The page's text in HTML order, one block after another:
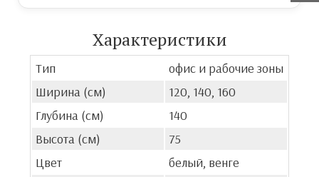
Характеристики
Тип
офис и рабочие зоны
Ширина (см)
120, 140, 160
Глубина (см)
140
Высота (см)
75
Цвет
белый, венге